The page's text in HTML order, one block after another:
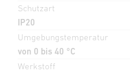
Schutzart
IP20
Umgebungstemperatur
von 0 bis 40 °C
Werkstoff